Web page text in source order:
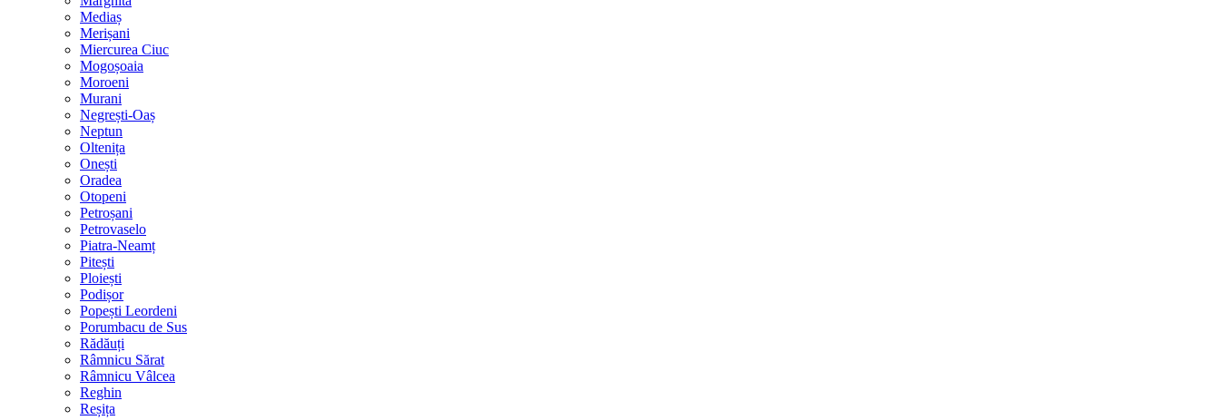
Mediaș
Merișani
Miercurea Ciuc
Mogoșoaia
Moroeni
Murani
Negrești-Oaș
Neptun
Oltenița
Onești
Oradea
Otopeni
Petroșani
Petrovaselo
Piatra-Neamț
Pitești
Ploiești
Podișor
Popești Leordeni
Porumbacu de Sus
Rădăuți
Râmnicu Sărat
Râmnicu Vâlcea
Reghin
Reșița